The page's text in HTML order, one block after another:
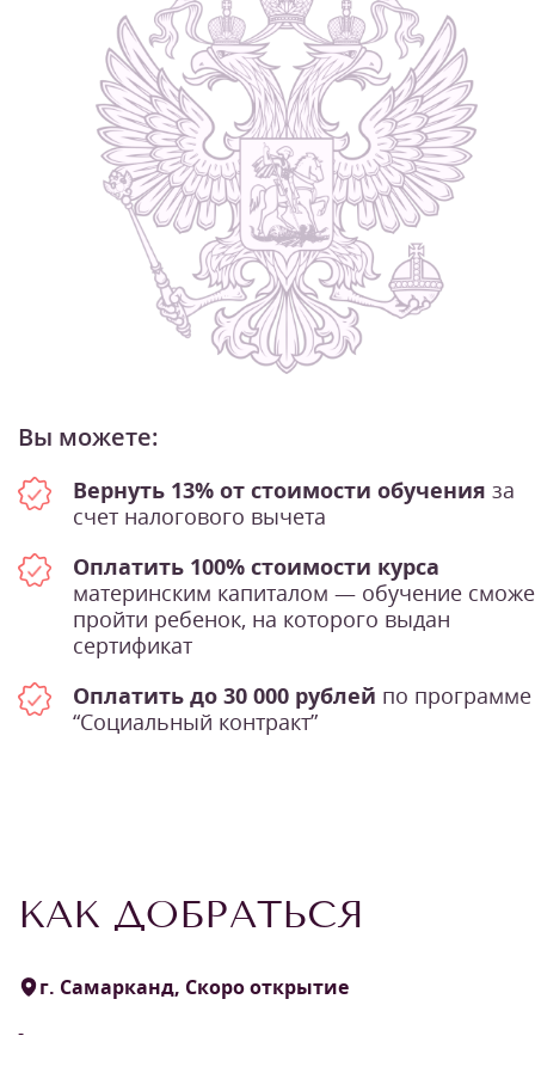
Вы можете:
Вернуть 13% от стоимости обучения за
счет налогового вычета
Оплатить 100% стоимости курса
материнским капиталом — обучение
пройти ребенок, на которого выдан
сертификат
Оплатить до 30 000 рублей по программе
“Социальный контракт”
КАК ДОБРАТЬСЯ
г. Самарканд, Скоро открытие
-